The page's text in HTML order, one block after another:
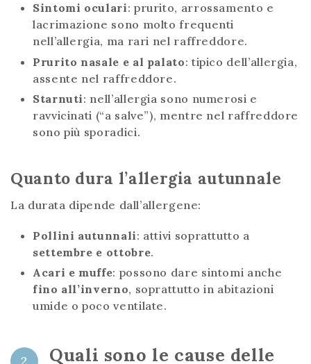
Sintomi oculari: prurito, arrossamento e
lacrimazione sono molto frequenti
nell’allergia, ma rari nel raffreddore.
Prurito nasale e al palato: tipico dell’allergia,
assente nel raffreddore.
Starnuti: nell’allergia sono numerosi e
ravvicinati (“a salve”), mentre nel raffreddore
sono più sporadici.
Quanto dura l’allergia autunnale
La durata dipende dall’allergene:
Pollini autunnali: attivi soprattutto a
settembre e ottobre.
Acari e muffe: possono dare sintomi anche
fino all’inverno, soprattutto in abitazioni
umide o poco ventilate.
Quali sono le cause delle